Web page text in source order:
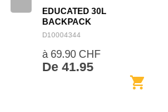
EDUCATED 30L
BACKPACK
D10004344
à 69.90 CHF
De 41.95
shopping_cart